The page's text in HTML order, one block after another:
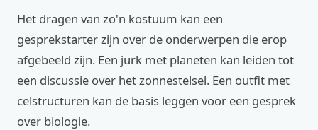
Het dragen van zo'n kostuum kan een
gesprekstarter zijn over de onderwerpen die erop
afgebeeld zijn. Een jurk met planeten kan leiden tot
een discussie over het zonnestelsel. Een outfit met
celstructuren kan de basis leggen voor een gesprek
over biologie.